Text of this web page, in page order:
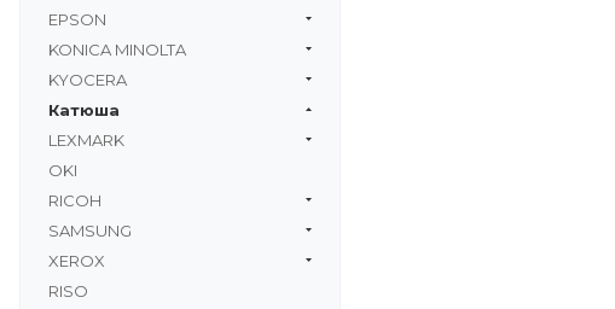
EPSON
KONICA MINOLTA
KYOCERA
Катюша
LEXMARK
OKI
RICOH
SAMSUNG
XEROX
RISO